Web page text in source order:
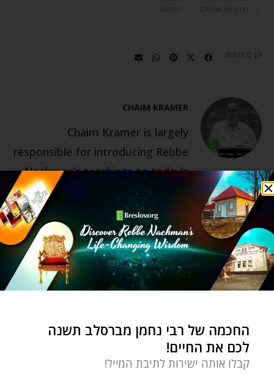
רבי נחמן מברסלב תרומה
0 תגובות
CHAIM KRAMER
Chaim Kramer is largely
responsible for introducing Rebbe
Nachman’s teachings to today’s
generation. He is a sought-after
lecturer on Rebbe Nachman’s
teachings by English-speaking
congregations around the world.
Chaim has been the director of
the Breslov Research Institute
been the main publishing-house
for translations of classic and
contemporary Breslov books.
החכמה של רבי נחמן מברסלב תשנה
לכם את החיים!
קבלו אותה ישירות לתיבת המייל!